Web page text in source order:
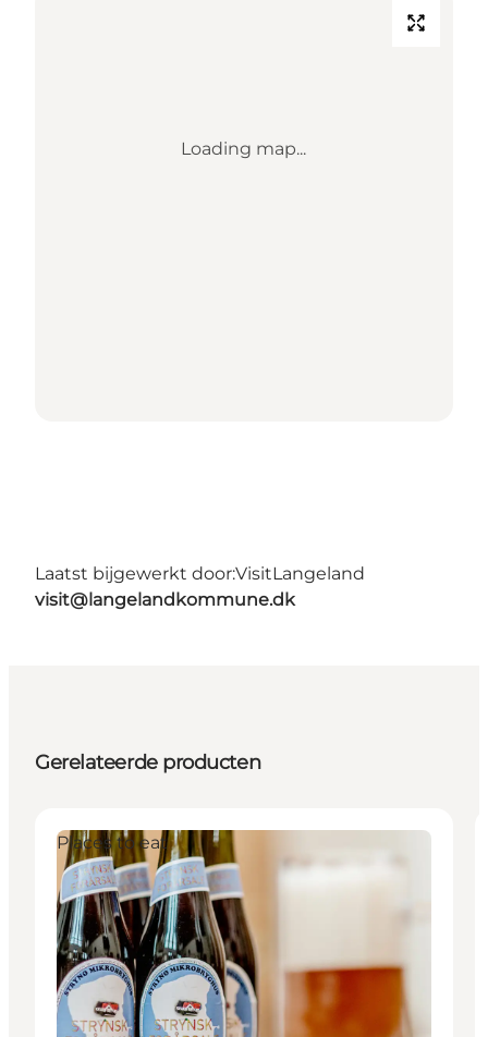
Loading map...
Laatst bijgewerkt door:VisitLangeland
visit@langelandkommune.dk
Gerelateerde producten
Places to eat